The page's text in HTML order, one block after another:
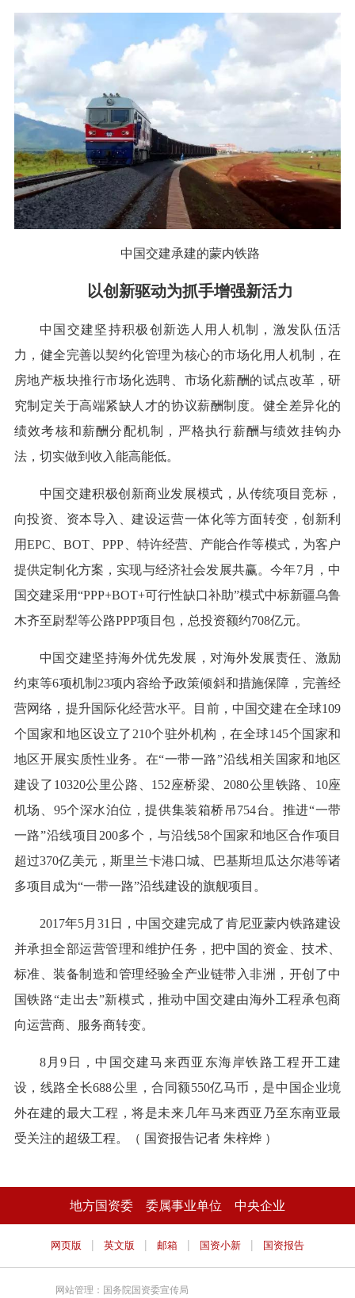
中国交建承建的蒙内铁路
以创新驱动为抓手增强新活力
中国交建坚持积极创新选人用人机制，激发队伍活
力，健全完善以契约化管理为核心的市场化用人机制，在
房地产板块推行市场化选聘、市场化薪酬的试点改革，研
究制定关于高端紧缺人才的协议薪酬制度。健全差异化的
绩效考核和薪酬分配机制，严格执行薪酬与绩效挂钩办
法，切实做到收入能高能低。
中国交建积极创新商业发展模式，从传统项目竞标，
向投资、资本导入、建设运营一体化等方面转变，创新利
用EPC、BOT、PPP、特许经营、产能合作等模式，为客户
提供定制化方案，实现与经济社会发展共赢。今年7月，中
国交建采用“PPP+BOT+可行性缺口补助”模式中标新疆乌鲁
木齐至尉犁等公路PPP项目包，总投资额约708亿元。
中国交建坚持海外优先发展，对海外发展责任、激励
约束等6项机制23项内容给予政策倾斜和措施保障，完善经
营网络，提升国际化经营水平。目前，中国交建在全球109
个国家和地区设立了210个驻外机构，在全球145个国家和
地区开展实质性业务。在“一带一路”沿线相关国家和地区
建设了10320公里公路、152座桥梁、2080公里铁路、10座
机场、95个深水泊位，提供集装箱桥吊754台。推进“一带
一路”沿线项目200多个，与沿线58个国家和地区合作项目
超过370亿美元，斯里兰卡港口城、巴基斯坦瓜达尔港等诸
多项目成为“一带一路”沿线建设的旗舰项目。
2017年5月31日，中国交建完成了肯尼亚蒙内铁路建设
并承担全部运营管理和维护任务，把中国的资金、技术、
标准、装备制造和管理经验全产业链带入非洲，开创了中
国铁路“走出去”新模式，推动中国交建由海外工程承包商
向运营商、服务商转变。
8月9日，中国交建马来西亚东海岸铁路工程开工建
设，线路全长688公里，合同额550亿马币，是中国企业境
外在建的最大工程，将是未来几年马来西亚乃至东南亚最
受关注的超级工程。（ 国资报告记者 朱梓烨 ）
地方国资委 委属事业单位 中央企业
网页版 | 英文版 | 邮箱 | 国资小新 | 国资报告
网站管理：国务院国资委宣传局